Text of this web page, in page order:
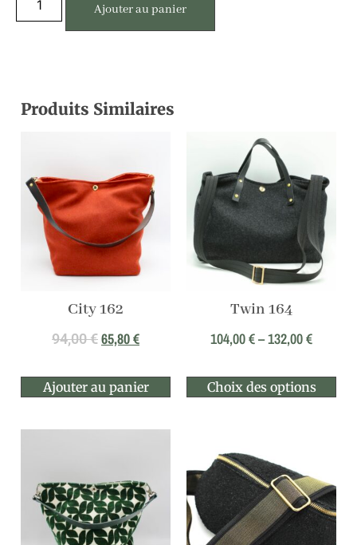
Ajouter au panier
Produits Similaires
City 162
94,00€65,80€
Ajouter au panier
Twin 164
104,00€–132,00€
Choix des options